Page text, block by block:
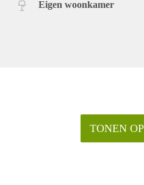
Eigen woonkamer
TONEN